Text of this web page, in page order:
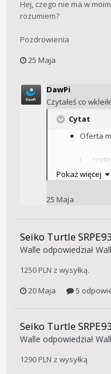
Hej, czego nie ma w
rozumiem?
Pozdrowienia
25 Maja
DawPi
Czytałeś co
Cytat
Oferta
i.
do
ii.
iv.
jakości,
stanu
zdjęć z
obok
Pokaż więcej
25 Maja
Seiko Turtle
Walle odpowiedział
1250 PLN z wysyłką.
20 Maja
5
Seiko Turtle
Walle odpowiedział
1290 PLN z wysyłką